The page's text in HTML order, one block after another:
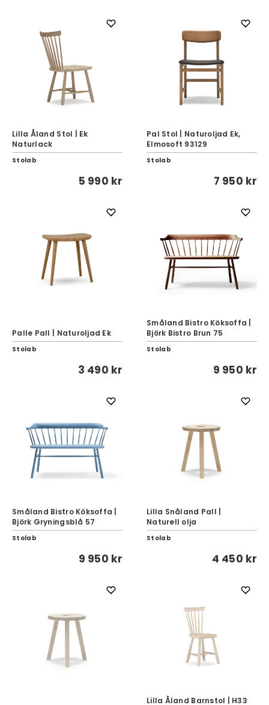
Lilla Åland Stol | Ek
Naturlack
Stolab
5 990 kr
Pal Stol | Naturoljad Ek,
Elmosoft 93129
Stolab
7 950 kr
Palle Pall | Naturoljad Ek
Stolab
3 490 kr
Småland Bistro Köksoffa |
Björk Bistro Brun 75
Stolab
9 950 kr
Småland Bistro Köksoffa |
Björk Gryningsblå 57
Stolab
9 950 kr
Lilla Snåland Pall |
Naturell olja
Stolab
4 450 kr
Lilla Åland Barnstol | H33